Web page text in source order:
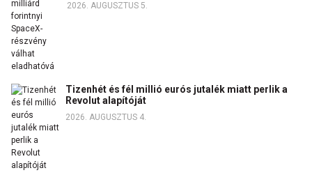
2026. AUGUSZTUS 5.
Tizenhét és fél millió eurós jutalék miatt perlik a
Revolut alapítóját
2026. AUGUSZTUS 4.